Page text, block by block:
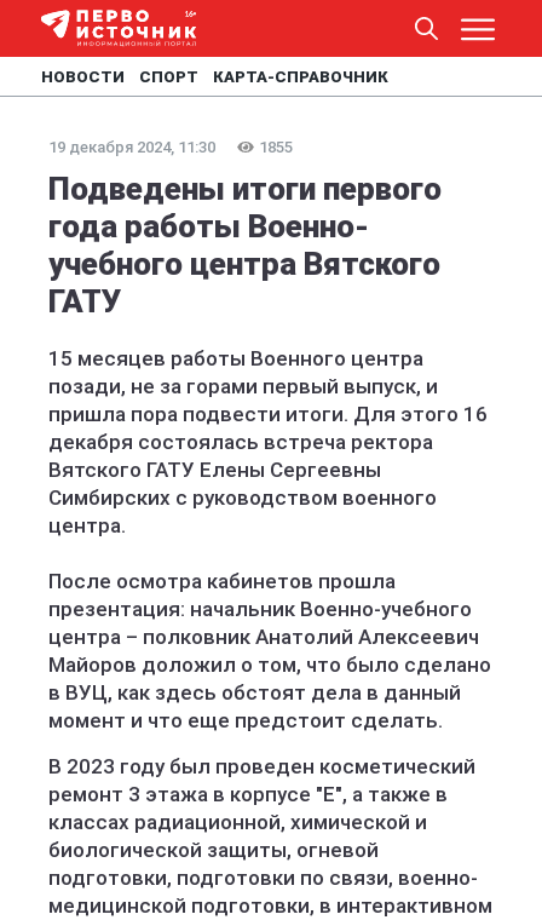
НОВОСТИ СПОРТ КАРТА-СПРАВОЧНИК
19 декабря 2024, 11:30 1855
Подведены итоги первого
года работы Военно-
учебного центра Вятского
ГАТУ
15 месяцев работы Военного центра
позади, не за горами первый выпуск, и
пришла пора подвести итоги. Для этого 16
декабря состоялась встреча ректора
Вятского ГАТУ Елены Сергеевны
Симбирских с руководством военного
центра.
После осмотра кабинетов прошла
презентация: начальник Военно-учебного
центра – полковник Анатолий Алексеевич
Майоров доложил о том, что было сделано
в ВУЦ, как здесь обстоят дела в данный
момент и что еще предстоит сделать.
В 2023 году был проведен косметический
ремонт 3 этажа в корпусе "E", а также в
классах радиационной, химической и
биологической защиты, огневой
подготовки, подготовки по связи, военно-
медицинской подготовки, в интерактивном